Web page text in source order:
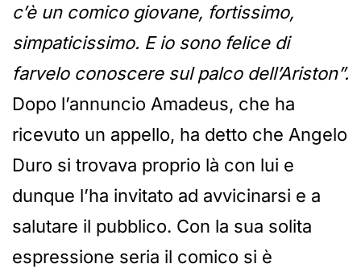
c’è un comico giovane, fortissimo,
simpaticissimo. E io sono felice di
farvelo conoscere sul palco dell’Ariston”.
Dopo l’annuncio Amadeus, che ha
ricevuto un appello, ha detto che Angelo
Duro si trovava proprio là con lui e
dunque l’ha invitato ad avvicinarsi e a
salutare il pubblico. Con la sua solita
espressione seria il comico si è